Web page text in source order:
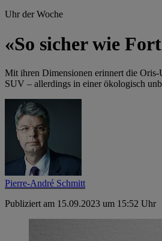
Uhr der Woche
«So sicher wie
Mit ihren Dimensionen erinnert die Oris-
SUV – allerdings in einer ökologisch
Pierre-André Schmitt
Publiziert am 15.09.2023 um 15:52 Uhr